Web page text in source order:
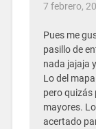
7 febrero,
Pues me
pasillo de
nada jajaja
Lo del
pero quizás
mayores.
acertado